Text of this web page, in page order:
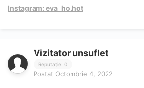
Instagram: eva_ho.hot
Vizitator unsuflet
Reputație: 0
Postat Octombrie 4, 2022